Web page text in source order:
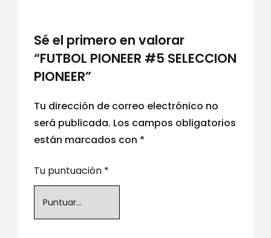
Sé el primero en valorar
“FUTBOL PIONEER #5 SELECCION
PIONEER”
Tu dirección de correo electrónico no
será publicada. Los campos obligatorios
están marcados con *
Tu puntuación *